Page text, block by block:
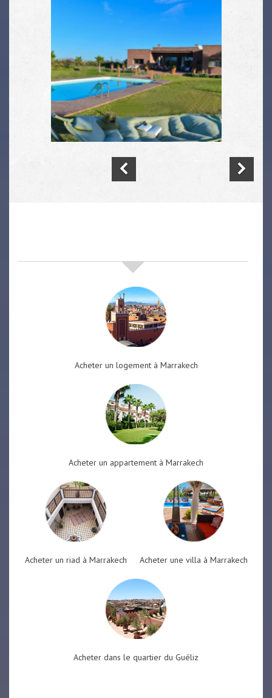
Acheter un logement à Marrakech
Acheter un appartement à Marrakech
Acheter un riad à Marrakech Acheter une villa à Marrakech
Acheter dans le quartier du Guéliz